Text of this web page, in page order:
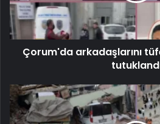
Çorum'da arkadaşlarını